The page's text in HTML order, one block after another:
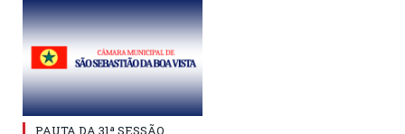
PAUTA DA 31ª SESSÃO